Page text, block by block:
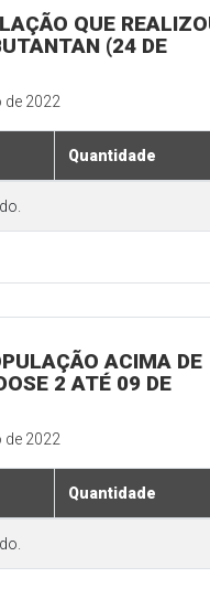
QUE
(24 DE
de 2022
Quantidade
ACIMA DE
2 ATÉ 09 DE
de 2022
Quantidade